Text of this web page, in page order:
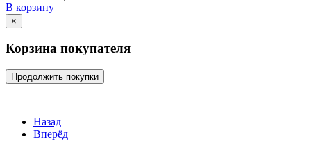
В корзину
×
Корзина покупателя
Продолжить покупки
Назад
Вперёд